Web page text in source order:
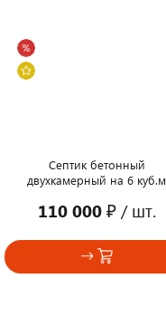
Септик бетонный
двухкамерный на 6 куб.м
110 000 ₽/ шт.